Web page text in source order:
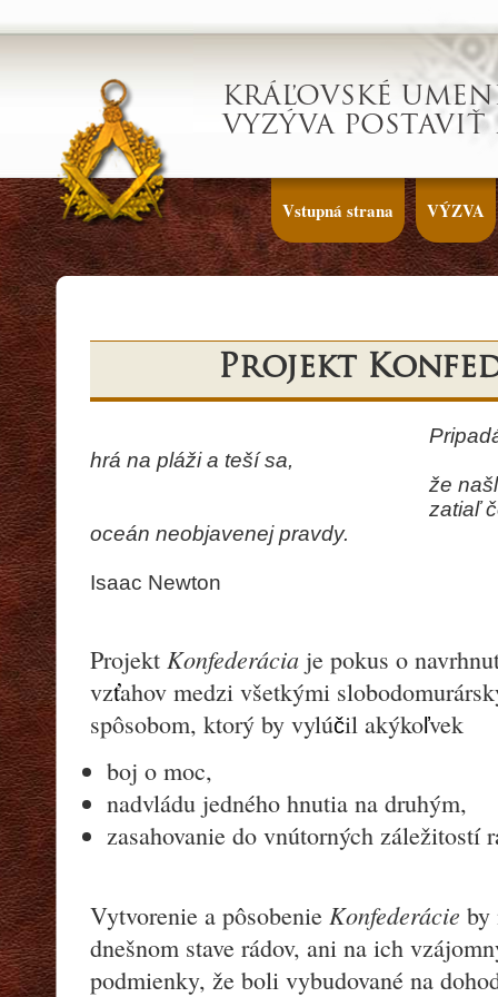
KRÁĽOVSKÉ
VYZÝVA POSTAVIŤ
Vstupná strana VÝZVA
Projekt
Pripad
hrá na pláži a tešísa,
že naš
zatiaľ č
oceán neobjavenej pravdy.
Isaac Newton
Projekt Konfederácia je pokus o
vzťahov medzi všetkými
spôsobom, ktorý by vylúčil akýkoľvek
boj o moc,
nadvládu jedného hnutia na druhým,
zasahovanie do vnútorných záležitostí
Vytvorenie a pôsobenie Konfederácie by
dnešnom stave rádov, ani na ich
podmienky, že boli vybudované na